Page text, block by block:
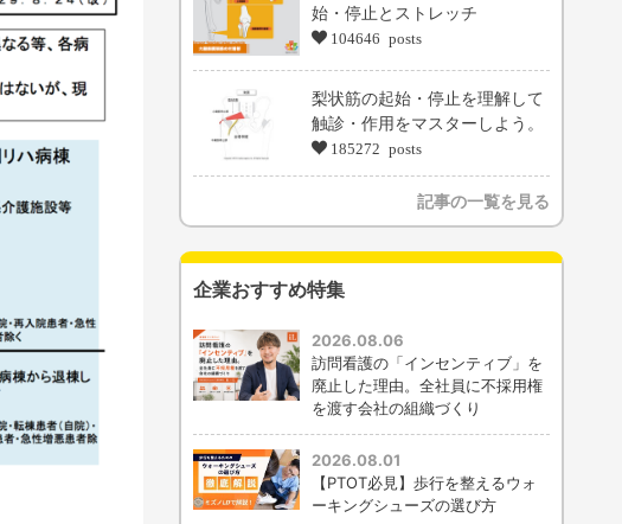
始・停止とストレッチ
104646 posts
梨状筋の起始・停止を理解して
触診・作用をマスターしよう。
185272 posts
記事の一覧を見る
企業おすすめ特集
2026.08.06
訪問看護の「インセンティブ」を
廃止した理由。全社員に不採用権
を渡す会社の組織づくり
2026.08.01
【PTOT必見】歩行を整えるウォ
ーキングシューズの選び方